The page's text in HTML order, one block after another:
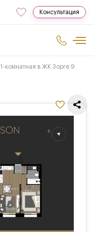
Консультация
1-комнатная в ЖК Зорге 9